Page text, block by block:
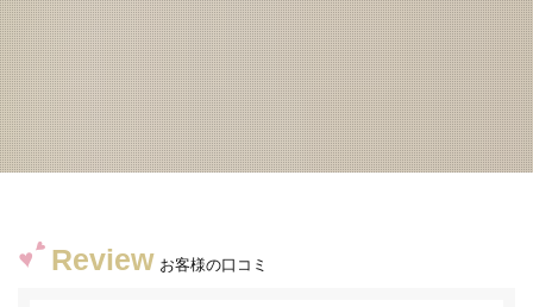
Review お客様の口コミ